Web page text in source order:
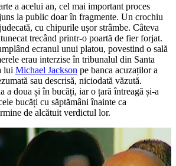
a acelui an, cel mai important proces
la public doar în fragmente. Un crochiu
cu chipurile ușor strâmbe. Câteva
trecând printr-o poartă de fier forjat.
ecranul unui platou, povestind o sală
erau interzise în tribunalul din Santa
lui Michael Jackson pe banca acuzaților a
sau descrisă, niciodată văzută.
a doua și în bucăți, iar o țară întreagă și-a
bucăți cu săptămâni înainte ca
de alcătuit verdictul lor.